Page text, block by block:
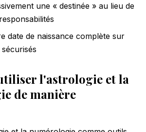
une « destinée » au lieu de
date de naissance complète sur
l'astrologie et la
de manière